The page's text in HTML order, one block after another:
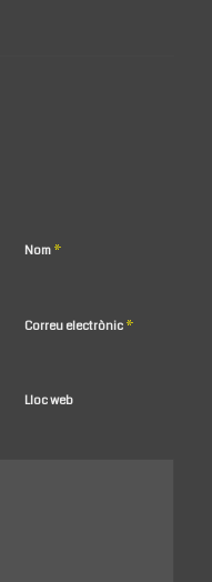
Nom *
Correu electrònic *
Lloc web